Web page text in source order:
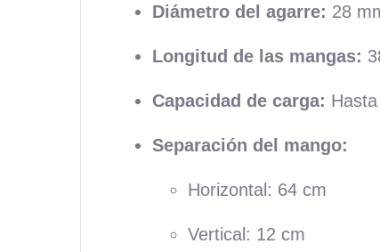
Diámetro del agarre: 28
Longitud de las mangas:
Capacidad de carga:
Separación del mango:
Horizontal: 64 cm
Vertical: 12 cm